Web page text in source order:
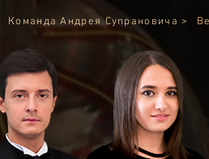
Команда Андрея Супрановича >